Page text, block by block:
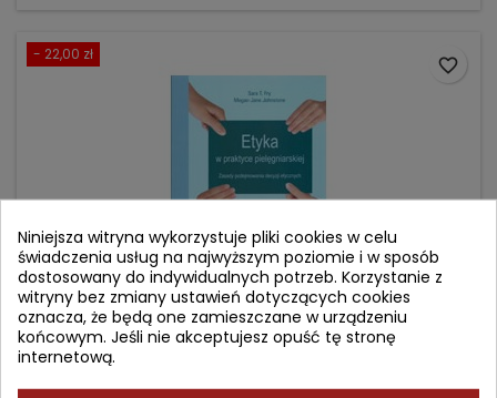
- 22,00 zł
ETYKA W PRAKTYCE PIELĘGNIARSKIEJ
favorite_border
Niniejsza witryna wykorzystuje pliki cookies w celu
świadczenia usług na najwyższym poziomie i w sposób
dostosowany do indywidualnych potrzeb. Korzystanie z
witryny bez zmiany ustawień dotyczących cookies
oznacza, że będą one zamieszczane w urządzeniu
końcowym. Jeśli nie akceptujesz opuść tę stronę
internetową.